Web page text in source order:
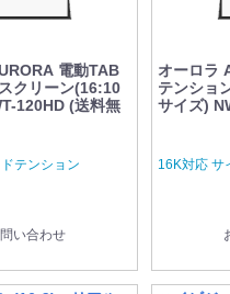
電動TAB
クリーン(16:10
120HD (送料無
テンション
い合わせ
オーロラ
テンショ
サイズ)
16K対応 サ